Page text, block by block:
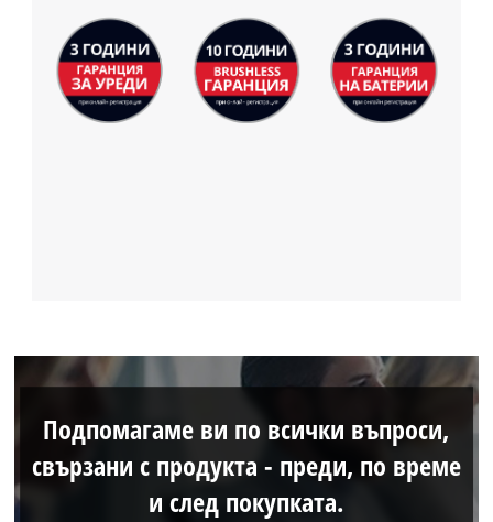
Подпомагаме ви по всички въпроси,
свързани с продукта - преди, по време
и след покупката.